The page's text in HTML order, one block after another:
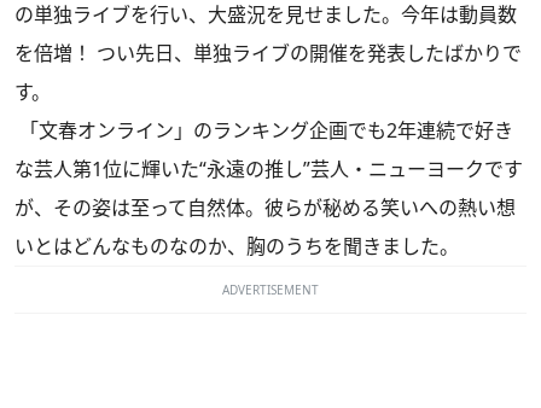
の単独ライブを行い、大盛況を見せました。今年は動員数
を倍増！ つい先日、単独ライブの開催を発表したばかりで
す。
「文春オンライン」のランキング企画でも2年連続で好き
な芸人第1位に輝いた“永遠の推し”芸人・ニューヨークです
が、その姿は至って自然体。彼らが秘める笑いへの熱い想
いとはどんなものなのか、胸のうちを聞きました。
ADVERTISEMENT